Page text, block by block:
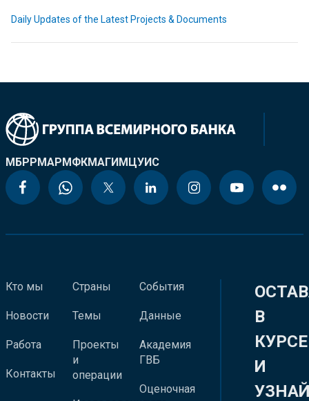
Daily Updates of the Latest Projects & Documents
МБРРМАРМФКМАГИМЦУИС
Кто мы
Новости
Работа
Контакты
Страны
Темы
Проекты
и
операции
События
Данные
Академия
ГВБ
Оценочная
В
КУРСЕ
И